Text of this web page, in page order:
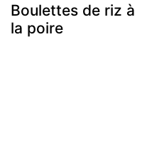
Boulettes de riz à
la poire